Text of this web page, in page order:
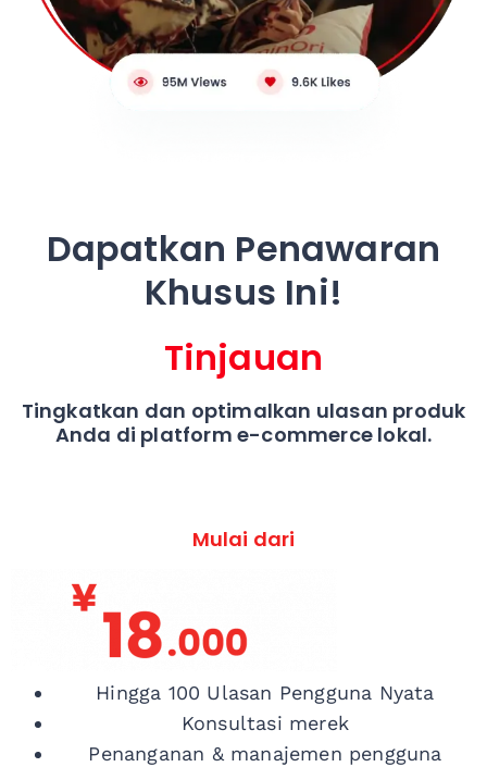
Dapatkan Penawaran
Khusus Ini!
Tinjauan
Tingkatkan dan optimalkan ulasan produk
Anda di platform e-commerce lokal.
Mulai dari
Hingga 100 Ulasan Pengguna Nyata
Konsultasi merek
Penanganan & manajemen pengguna